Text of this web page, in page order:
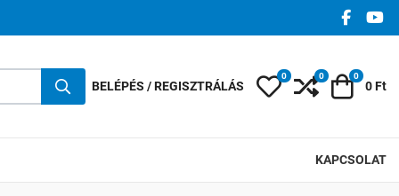
BELÉPÉS / REGISZTRÁLÁS Kedvencek
0 0 Kosár
0
0 Ft
KAPCSOLAT